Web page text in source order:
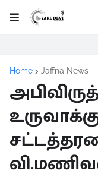
Home Jaffna News